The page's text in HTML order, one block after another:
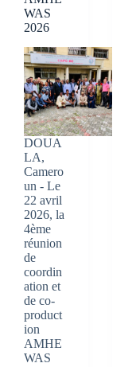
WAS
2026
DOUA
LA,
Camero
un - Le
22 avril
2026, la
4ème
réunion
de
coordin
ation et
de co-
product
ion
AMHE
WAS